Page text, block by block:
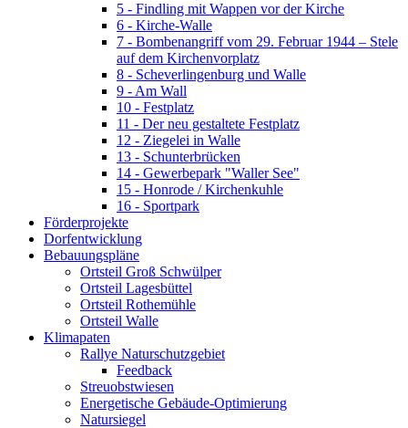
5 - Findling mit Wappen vor der Kirche
6 - Kirche-Walle
7 - Bombenangriff vom 29. Februar 1944 – Stele
auf dem Kirchenvorplatz
8 - Scheverlingenburg und Walle
9 - Am Wall
10 - Festplatz
11 - Der neu gestaltete Festplatz
12 - Ziegelei in Walle
13 - Schunterbrücken
14 - Gewerbepark "Waller See"
15 - Honrode / Kirchenkuhle
16 - Sportpark
Förderprojekte
Dorfentwicklung
Bebauungspläne
Ortsteil Groß Schwülper
Ortsteil Lagesbüttel
Ortsteil Rothemühle
Ortsteil Walle
Klimapaten
Rallye Naturschutzgebiet
Feedback
Streuobstwiesen
Energetische Gebäude-Optimierung
Natursiegel